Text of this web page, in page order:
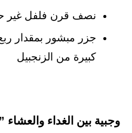
نصف قرن فلفل غير
كبيرة من الزنجبيل
وجبية بين الغداء والعشاء ” 42 سعرة حرارية “